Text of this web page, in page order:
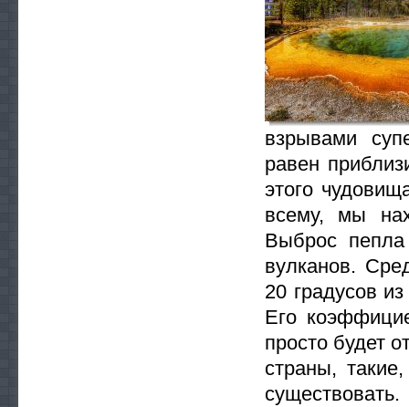
взрывами
равен
этого
всему, мы
Выброс
вулканов.
20 градусов
Его
просто будет
страны,